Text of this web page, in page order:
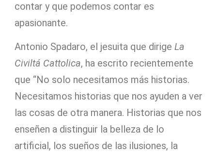
contar y que podemos contar es
apasionante.
Antonio Spadaro, el jesuita que dirige La
Civiltá Cattolica, ha escrito recientemente
que “No solo necesitamos más historias.
Necesitamos historias que nos ayuden a ver
las cosas de otra manera. Historias que nos
enseñen a distinguir la belleza de lo
artificial, los sueños de las ilusiones, la